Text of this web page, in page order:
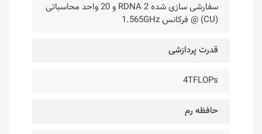
سفارشی سازی شده RDNA 2 و 20 واحد محاسباتی
(CU) @ فرکانس 1.565GHz
قدرت پردازشی
4TFLOPs
حافظه رم